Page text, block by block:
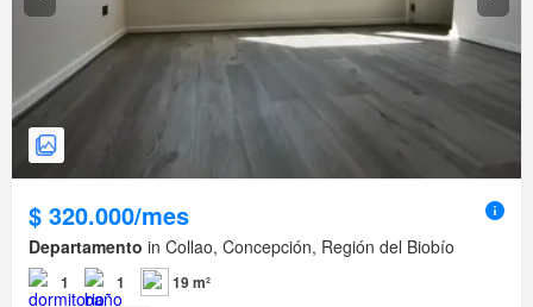
$ 320.000/mes
Departamento in Collao, Concepción, Región del Biobío
1 1 19 m²